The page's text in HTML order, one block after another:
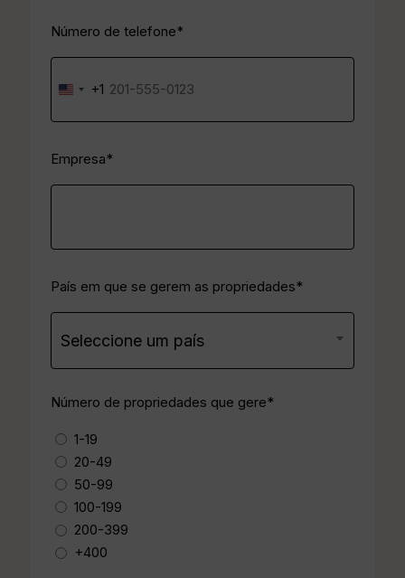
Número de telefone*
United
+1
Empresa*
País em que se gerem as propriedades*
Seleccione um país
Número de propriedades que gere*
1-19
20-49
50-99
100-199
200-399
+400